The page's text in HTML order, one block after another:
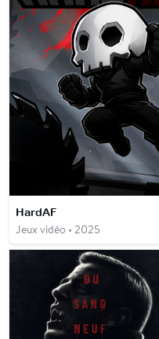
HardAF
Jeux vidéo • 2025